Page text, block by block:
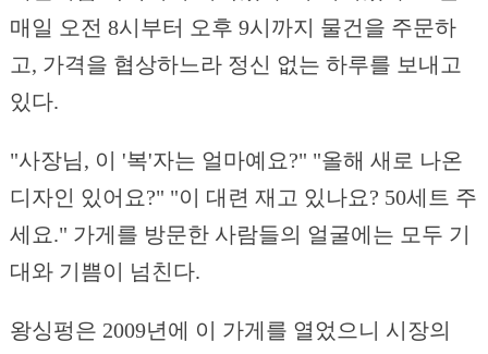
매일 오전 8시부터 오후 9시까지 물건을 주문하
고, 가격을 협상하느라 정신 없는 하루를 보내고
있다.
"사장님, 이 '복'자는 얼마예요?" "올해 새로 나온
디자인 있어요?" "이 대련 재고 있나요? 50세트 주
세요." 가게를 방문한 사람들의 얼굴에는 모두 기
대와 기쁨이 넘친다.
왕싱펑은 2009년에 이 가게를 열었으니 시장의